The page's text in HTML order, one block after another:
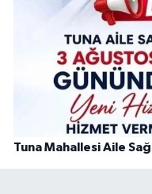
Tuna Mahallesi Aile